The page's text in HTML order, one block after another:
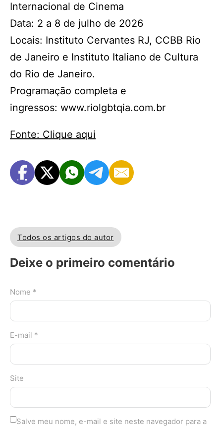
Internacional de Cinema
Data: 2 a 8 de julho de 2026
Locais: Instituto Cervantes RJ, CCBB Rio
de Janeiro e Instituto Italiano de Cultura
do Rio de Janeiro.
Programação completa e
ingressos: www.riolgbtqia.com.br
Fonte: Clique aqui
Todos os artigos do autor
Deixe o primeiro comentário
Nome *
E-mail *
Site
Salve meu nome, e-mail e site neste navegador para a